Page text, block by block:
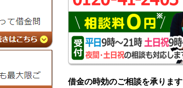
借金の時効のご相談を承ります